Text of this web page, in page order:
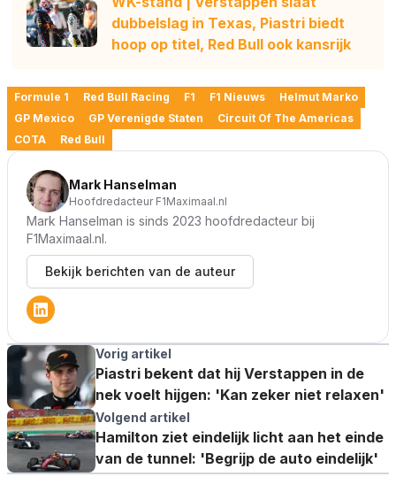
dubbelslag in Texas, Piastri biedt
hoop op titel, Red Bull ook kansrijk
Formule 1 Red Bull Racing F1 F1 Nieuws
Helmut Marko
GP Mexico
GP Verenigde Staten
Circuit Of The Americas
COTA
Red Bull
Mark Hanselman
Hoofdredacteur F1Maximaal.nl
Mark Hanselman is sinds 2023 hoofdredacteur bij
F1Maximaal.nl.
Bekijk berichten van de auteur
Vorig artikel
Piastri bekent dat hij Verstappen in de
nek voelt hijgen: 'Kan zeker niet relaxen'
Volgend artikel
Hamilton ziet eindelijk licht aan het einde
van de tunnel: 'Begrijp de auto eindelijk'